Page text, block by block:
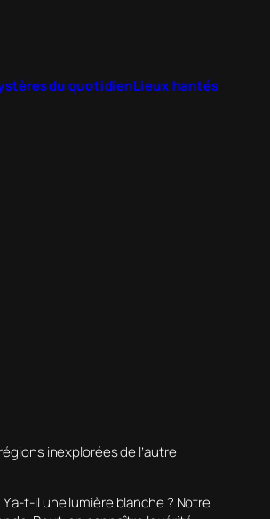
du quotidienLieux hantés
inexplorées de l’autre
a-t-il une lumière blanche ? Notre